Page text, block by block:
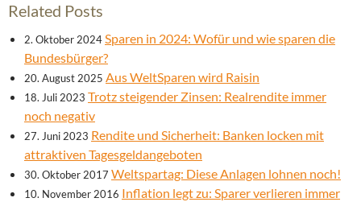
Related Posts
2. Oktober 2024Sparen in 2024: Wofür und wie sparen die
Bundesbürger?
20. August 2025 Aus WeltSparen wird Raisin
18. Juli 2023 Trotz steigender Zinsen: Realrendite immer
noch negativ
27. Juni 2023 Rendite und Sicherheit: Banken locken mit
attraktiven Tagesgeldangeboten
30. Oktober 2017 Weltspartag: Diese Anlagen lohnen noch!
10. November 2016 Inflation legt zu: Sparer verlieren immer